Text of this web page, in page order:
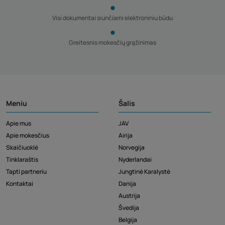
Visi dokumentai siunčiami elektroniniu būdu
Greitesnis mokesčių grąžinimas
Meniu
Apie mus
Apie mokesčius
Skaičiuoklė
Tinklaraštis
Tapti partneriu
Kontaktai
Šalis
JAV
Airija
Norvegija
Nyderlandai
Jungtinė Karalystė
Danija
Austrija
Švedija
Belgija